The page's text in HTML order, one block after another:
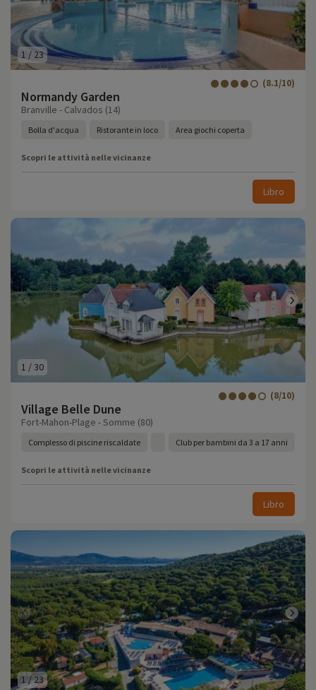
1 / 23
Normandy Garden
(8.1/10)
Branville - Calvados (14)
Bolla d'acqua Ristorante in loco Area giochi coperta
Scopri le attività nelle vicinanze
Libro
1 /30
Village Belle Dune
(8/10)
Fort-Mahon-Plage - Somme (80)
Complesso di piscine riscaldate Club per bambini da 3 a 17 anni
Scopri le attività nelle vicinanze
Libro
1 /23